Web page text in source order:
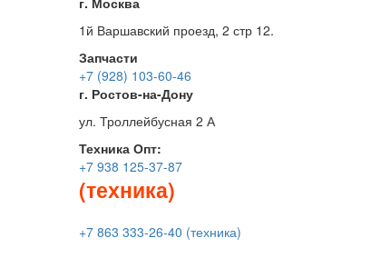
1й Варшавский проезд, 2 стр 12.
Запчасти
+7 (928) 103-60-46
г. Ростов-на-Дону
ул. Троллейбусная 2 А
Техника Опт:
+7 938 125-37-87
(техника)
+7 863 333-26-40 (техника)